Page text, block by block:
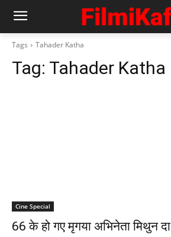
Tags Tahader Katha
Tag: Tahader Katha
Cine Special
66 के हो गए मृगया अभिनेता मिथुन दा